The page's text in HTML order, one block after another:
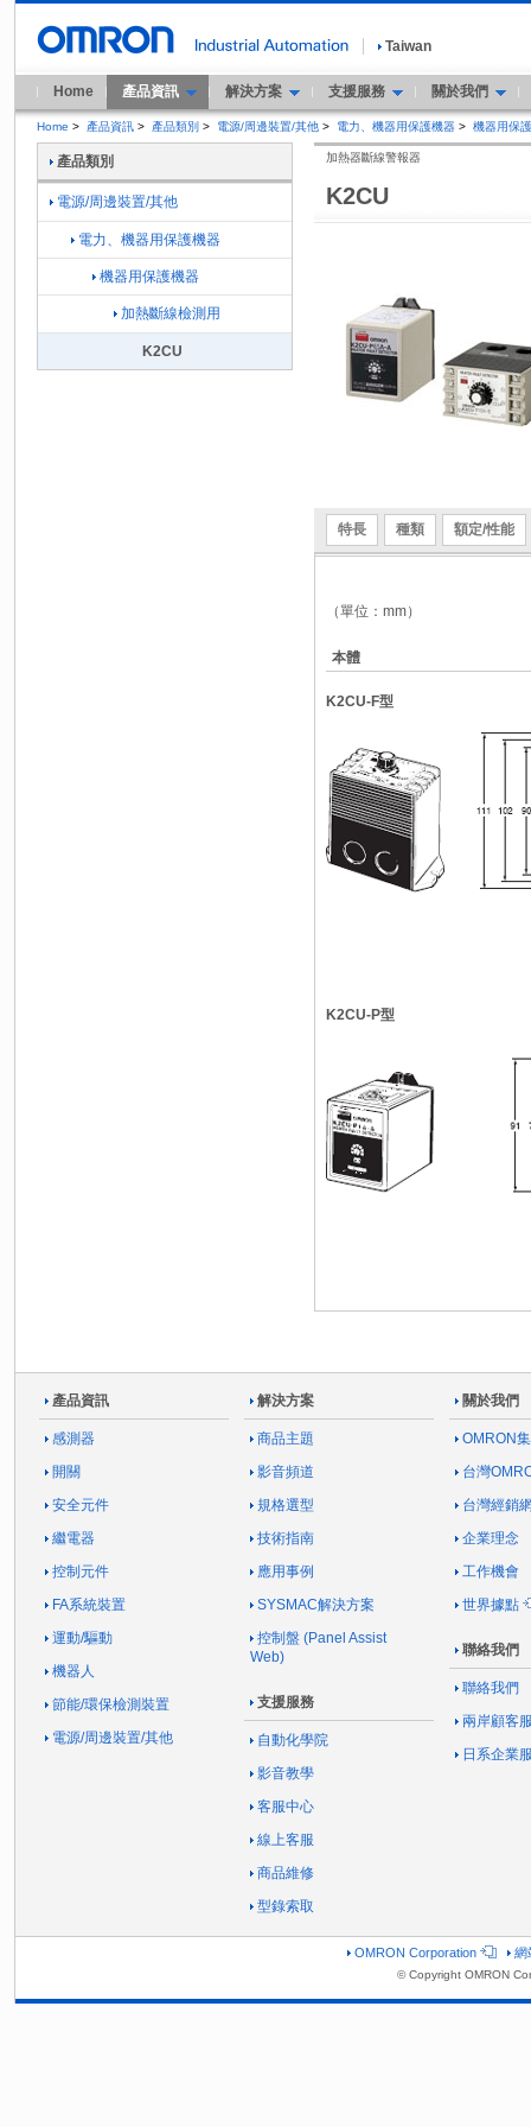
Taiwan
Home 產品資訊 解決方案 支援服務 關於我們
Home > 產品資訊 > 產品類別 > 電源/周邊裝置/其他 > 電力、機器用保護機器 > 機器用保
K2CU
加熱器斷線警報器
特長 種類 額定/性能
（單位：mm）
本體
K2CU-F型
K2CU-P型
產品類別
電源/周邊裝置/其他
電力、機器用保護機器
機器用保護機器
加熱斷線檢測用
K2CU
產品資訊
感測器
開關
安全元件
繼電器
控制元件
FA系統裝置
運動/驅動
機器人
節能/環保檢測裝置
電源/周邊裝置/其他
解決方案
商品主題
影音頻道
規格選型
技術指南
應用事例
SYSMAC解決方案
控制盤 (Panel Assist
Web)
支援服務
自動化學院
影音教學
客服中心
線上客服
商品維修
型錄索取
關於我們
OMRON
台灣
台灣經銷
企業理念
工作機會
世界據點
聯絡我們
聯絡我們
兩岸顧客
日系企業
OMRON Corporation 網
© Copyright OMRON